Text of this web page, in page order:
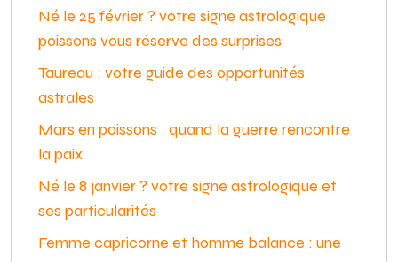
Né le 25 février ? votre signe astrologique
poissons vous réserve des surprises
Taureau : votre guide des opportunités
astrales
Mars en poissons : quand la guerre rencontre
la paix
Né le 8 janvier ? votre signe astrologique et
ses particularités
Femme capricorne et homme balance : une